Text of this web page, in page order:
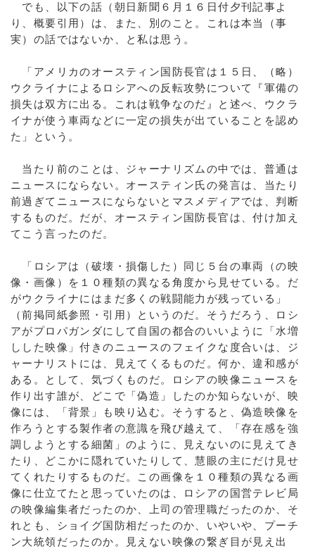
でも、以下の話（朝日新聞６月１６日付夕刊記事よ
り、概要引用）は、また、別のこと。これは本当（事
実）の話ではないか、と私は思う。
「アメリカのオースティン国防長官は１５日、（略）
ウクライナによるロシアへの反転攻勢について『軍備の
損失は双方に出る。これは戦争なのだ』と述べ、ウクラ
イナが使う車両などに一定の損失が出ていることを認め
た」という。
当たり前のことは、ジャーナリズムの中では、普通は
ニュースにならない。オースティン氏の発言は、当たり
前過ぎてニュースにならないとマスメディアでは、判断
するものだ。だが、オースティン国防長官は、付け加え
てこう言ったのだ。
「ロシアは（破壊・損傷した）同じ５台の車両（の映
像・画像）を１０種類の異なる角度から見せている。だ
がウクライナにはまだ多くの戦闘能力が残っている」
（前掲同紙参照・引用）というのだ。そうだろう、ロシ
アがプロパガンダにして自国の都合のいいように「水増
しした映像」付きのニュースのフェイクな度合いは、ジ
ャーナリストには、見えてくるものだ。何か、違和感が
ある。として、気づくものだ。ロシアの映像ニュースを
作り出す誰が、どこで「偽造」したのか知らないが、映
像には、「背景」も映り込む。そうすると、偽造映像を
作ろうとする製作者の意識を飛び越えて、「存在感を強
調しようとする細菌」のように、見えないのに見えてき
たり、どこかに隠れていたりして、慧眼の主にだけ見せ
てくれたりするものだ。この画像を１０種類の異なる画
像に仕立てたと思っていたのは、ロシアの国営テレビ局
の映像編集者だったのか、上司の管理職だったのか、そ
れとも、ショイグ国防相だったのか、いやいや、プーチ
ン大統領だったのか。見えない映像の繋ぎ目が見え出